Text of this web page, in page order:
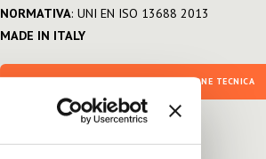
NORMATIVA: UNI EN ISO 13688 2013
MADE IN ITALY
DOCUMENTAZIONE TECNICA